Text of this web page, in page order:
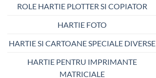
ROLE HARTIE PLOTTER SI COPIATOR
HARTIE FOTO
HARTIE SI CARTOANE SPECIALE DIVERSE
HARTIE PENTRU IMPRIMANTE
MATRICIALE